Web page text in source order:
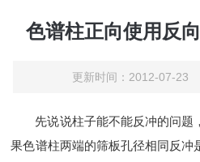
色谱柱正向使用反
更新时间：2012-07-
先说说柱子能不能反冲的问题
果色谱柱两端的筛板孔径相同反冲